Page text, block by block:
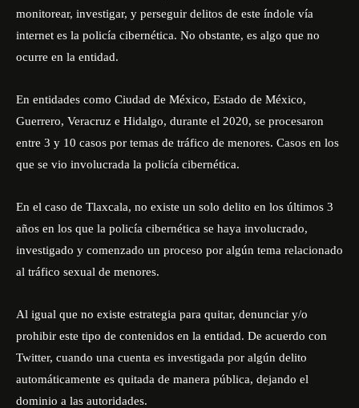
monitorear, investigar, y perseguir delitos de este índole vía
internet es la policía cibernética. No obstante, es algo que no
ocurre en la entidad.
En entidades como Ciudad de México, Estado de México,
Guerrero, Veracruz e Hidalgo, durante el 2020, se procesaron
entre 3 y 10 casos por temas de tráfico de menores. Casos en los
que se vio involucrada la policía cibernética.
En el caso de Tlaxcala, no existe un solo delito en los últimos 3
años en los que la policía cibernética se haya involucrado,
investigado y comenzado un proceso por algún tema relacionado
al tráfico sexual de menores.
Al igual que no existe estrategia para quitar, denunciar y/o
prohibir este tipo de contenidos en la entidad. De acuerdo con
Twitter, cuando una cuenta es investigada por algún delito
automáticamente es quitada de manera pública, dejando el
dominio a las autoridades.